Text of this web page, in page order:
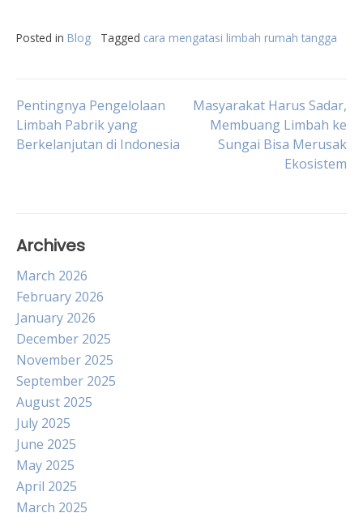
Posted in Blog Tagged cara mengatasi limbah rumah tangga
Post
navigation
Pentingnya Pengelolaan
Limbah Pabrik yang
Berkelanjutan di Indonesia
Masyarakat Harus Sadar,
Membuang Limbah ke
Sungai Bisa Merusak
Ekosistem
Archives
March 2026
February 2026
January 2026
December 2025
November 2025
September 2025
August 2025
July 2025
June 2025
May 2025
April 2025
March 2025